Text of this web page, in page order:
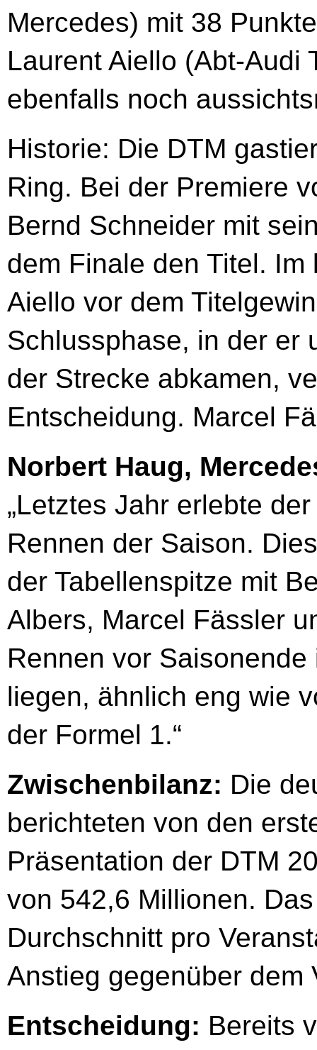
Mercedes) mit 38
Laurent Aiello (Abt-Audi
ebenfalls noch
Historie: Die DTM
Ring. Bei der Premiere
Bernd Schneider mit
dem Finale den Titel.
Aiello vor dem
Schlussphase, in der er
der Strecke abkamen,
Entscheidung. Marcel
Norbert Haug,
„Letztes Jahr erlebte
Rennen der Saison.
der Tabellenspitze mit
Albers, Marcel Fässler
Rennen vor
liegen, ähnlich eng wie
der Formel 1.“
Zwischenbilanz: Die
berichteten von den
Präsentation der DTM
von 542,6 Millionen.
Durchschnitt pro
Anstieg gegenüber dem
Entscheidung: Bereits